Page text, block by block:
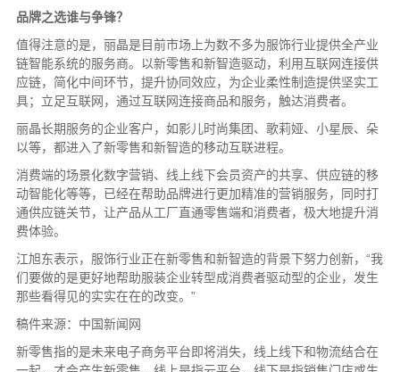
品牌之选谁与争锋？
值得注意的是，丽晶是目前市场上为数不多为服饰行业提供全产业
链智能系统的服务商。以新零售和新智造驱动，利用互联网连接供
应链，简化中间环节，提升协同效应，为企业柔性制造提供坚实工
具；立足互联网，通过互联网连接商品和服务，触达消费者。
丽晶长期服务的企业客户，如影儿时尚集团、歌莉娅、小星辰、朵
以等，都进入了新零售和新智造的移动互联进程。
消费端的场景化数字营销、线上线下会员资产的共享、供应链的移
动智能化等等，已经在帮助品牌进行更加精准的营销服务，同时打
通供应链关节，让产品从工厂直通零售端和消费者，极大地提升消
费体验。
江旭东表示，服饰行业正在新零售和新智造的背景下努力创新，“我
们要做的是更好地帮助服装企业转型成消费者驱动型的企业，发生
那些看得见的实实在在的改变。”
稿件来源：中国新闻网
新零售指的是未来电子商务平台即将消失，线上线下和物流结合在